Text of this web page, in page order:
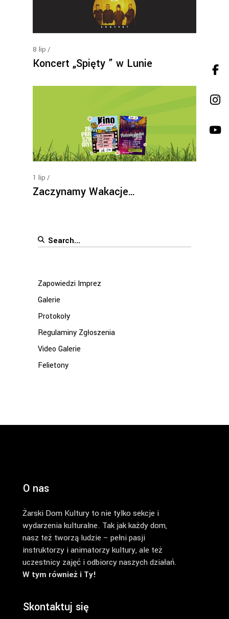
8 lip
Koncert „Spięty ” w Lunie
1 lip
Zaczynamy Wakacje…
Search
Zapowiedzi Imprez
Galerie
Protokoły
Regulaminy Zgłoszenia
Video Galerie
Felietony
O nas
Żarski Dom Kultury to nie tylko sekcje i
wydarzenia kulturalne. Tak jak każdy dom,
nasz też tworzą ludzie – pełni pasji
instruktorzy i animatorzy kultury, ale też
uczestnicy zajęć i odbiorcy naszych działań.
W tym również i Ty!
Skontaktuj się